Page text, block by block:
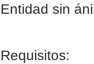
Entidad sin
Requisitos: